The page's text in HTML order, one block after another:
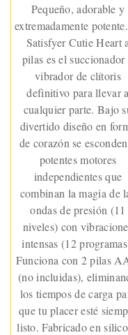
Pequeño, adorable y
extremadamente
Satisfyer Cutie Heart a
pilas es el
vibrador de clítoris
definitivo para llevar a
cualquier parte. Bajo
divertido diseño en
de corazón se
potentes motores
independientes que
combinan la magia de
ondas de presión (11
niveles) con
intensas (12
Funciona con 2 pilas
(no incluidas),
los tiempos de carga
que tu placer esté
listo. Fabricado en